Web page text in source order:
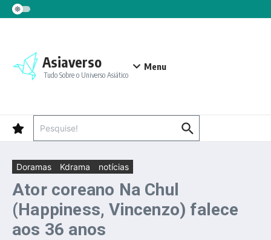
Ir para o conteúdo
Asiaverso
Tudo Sobre o Universo Asiático
Menu
Doramas Kdrama notícias
Ator coreano Na Chul
(Happiness, Vincenzo) falece
aos 36 anos